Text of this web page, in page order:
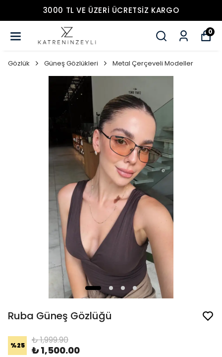
3000 TL VE ÜZERİ ÜCRETSİZ KARGO
0
Gözlük Güneş Gözlükleri Metal Çerçeveli Modeller
Ruba Güneş Gözlüğü
%25 ₺ 1,999.90
₺ 1,500.00